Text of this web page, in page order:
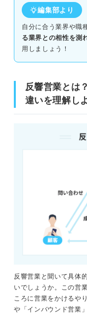
編集部より
自分に合う業界や職
る業界との相性を測
用しましょう！
反響営業とは
違いを理解し
反響営業と聞いて具体
いでしょうか。この営
ころに営業をかけるや
や「インバウンド営業
①成約率が高い
②コストの調整がし
③営業の負担が小さ
知っておくべき反
②詳しい知識や高い
適性をチェックし
顧客の潜在的なニー
商品の違いや良さを
マーケティングスキ
志望動機・自己PR
①戦略的思考力
②反響増加のための